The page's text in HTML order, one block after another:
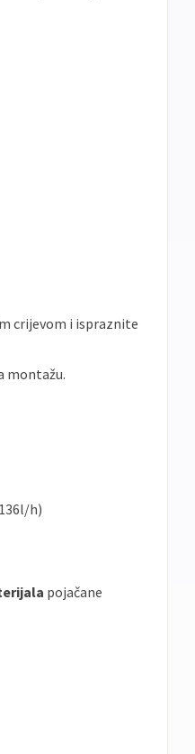
crijevom i ispraznite
montažu.
h)
pojačane